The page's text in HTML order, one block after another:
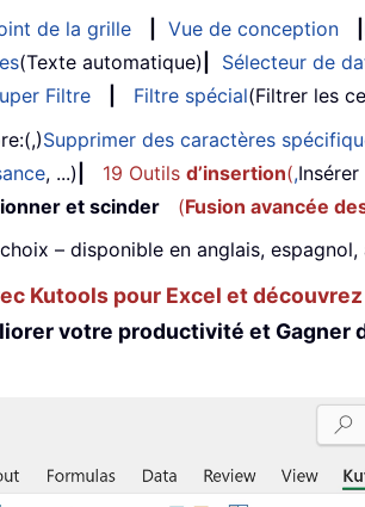
de la grille Vue de conception
(Texte automatique) Sélecteur de
Filtre Filtre spécial(Filtrer les
Supprimer des caractères
, ...) 19 Outils d’insertion(,
et scinder (Fusion avancée
– disponible en anglais,
Kutools pour Excel et
votre productivité et Gagner